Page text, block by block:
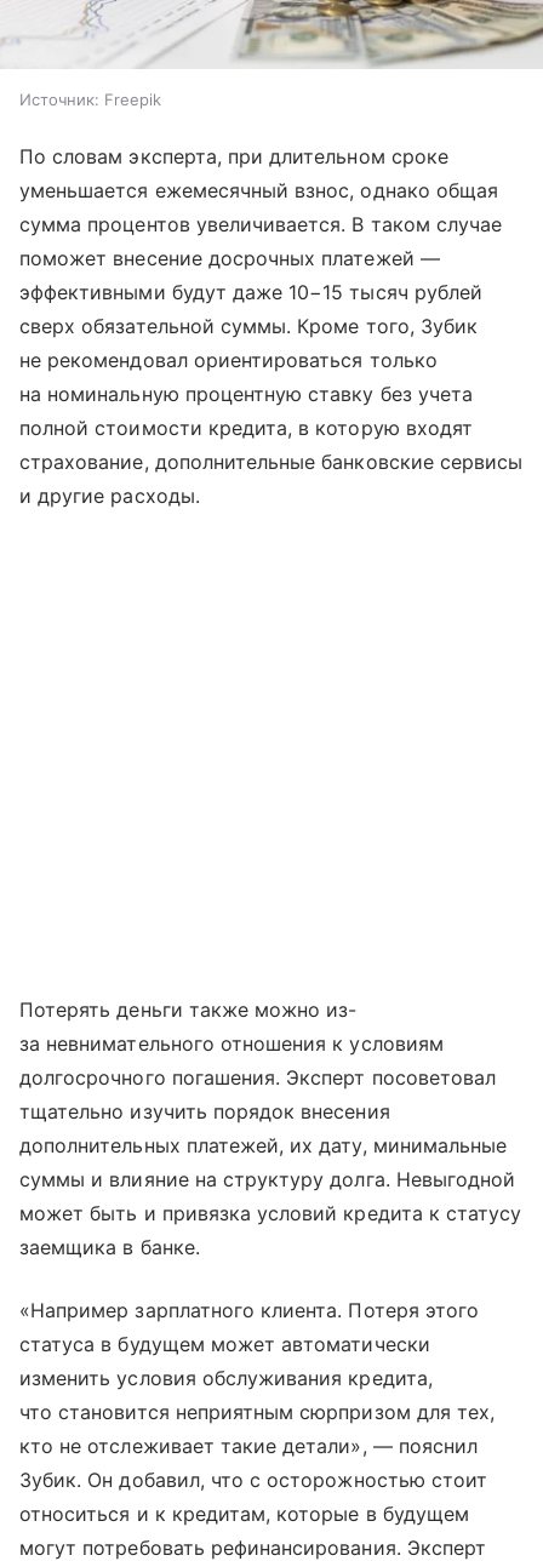
Источник: Freepik
По словам эксперта, при длительном сроке
уменьшается ежемесячный взнос, однако общая
сумма процентов увеличивается. В таком случае
поможет внесение досрочных платежей —
эффективными будут даже 10−15 тысяч рублей
сверх обязательной суммы. Кроме того, Зубик
не рекомендовал ориентироваться только
на номинальную процентную ставку без учета
полной стоимости кредита, в которую входят
страхование, дополнительные банковские сервисы
и другие расходы.
Потерять деньги также можно из-
за невнимательного отношения к условиям
долгосрочного погашения. Эксперт посоветовал
тщательно изучить порядок внесения
дополнительных платежей, их дату, минимальные
суммы и влияние на структуру долга. Невыгодной
может быть и привязка условий кредита к статусу
заемщика в банке.
«Например зарплатного клиента. Потеря этого
статуса в будущем может автоматически
изменить условия обслуживания кредита,
что становится неприятным сюрпризом для тех,
кто не отслеживает такие детали», — пояснил
Зубик. Он добавил, что с осторожностью стоит
относиться и к кредитам, которые в будущем
могут потребовать рефинансирования. Эксперт